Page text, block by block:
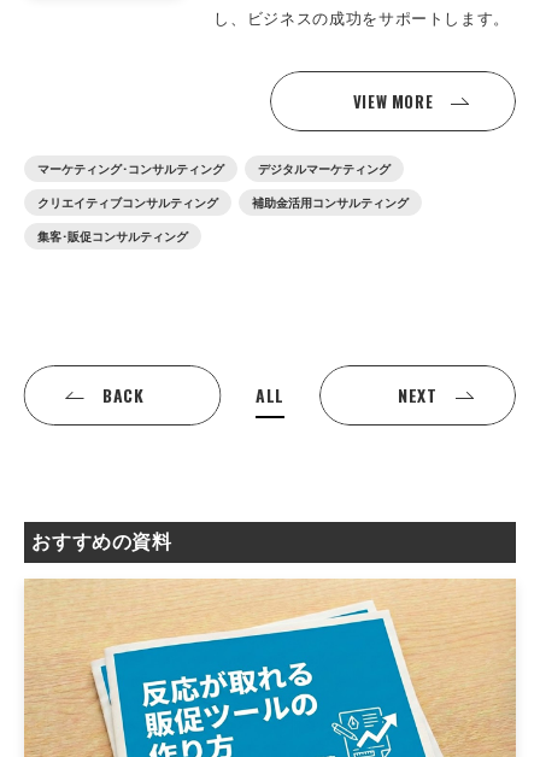
し、ビジネスの成功をサポートします。
VIEW MORE
マーケティング･コンサルティング デジタルマーケティング
クリエイティブコンサルティング 補助金活用コンサルティング
集客･販促コンサルティング
BACK ALL NEXT
おすすめの資料